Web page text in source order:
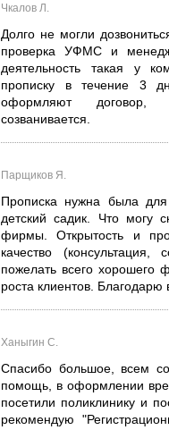
Чкалов Л.
Долго не могли
проверка УФМС и
деятельность такая у
прописку в течение 3
оформляют договор,
созванивается.
Парщиков Я.
Прописка нужна была
детский садик. Что могу
фирмы. Открытость и
качество
пожелать всего хорошего
роста клиентов. Благодарю
Ханыгин С.
Спасибо большое, всем
помощь, в оформлении
посетили поликлинику и
рекомендую